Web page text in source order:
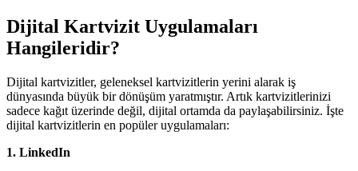
Dijital Kartvizit Uygulamaları
Hangileridir?
Dijital kartvizitler, geleneksel kartvizitlerin yerini alarak iş
dünyasında büyük bir dönüşüm yaratmıştır. Artık kartvizitlerinizi
sadece kağıt üzerinde değil, dijital ortamda da paylaşabilirsiniz. İşte
dijital kartvizitlerin en popüler uygulamaları:
1. LinkedIn